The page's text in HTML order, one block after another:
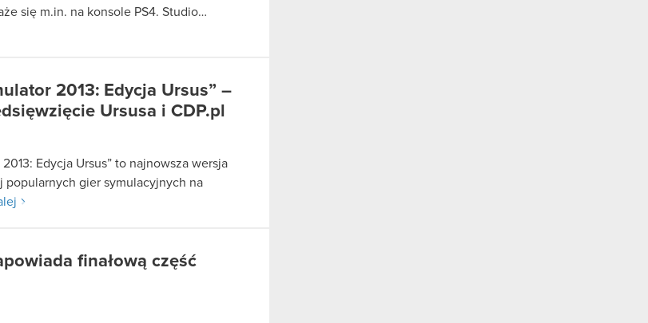
się m.in. na konsole PS4. Studio…
2013: Edycja Ursus” –
Ursusa i CDP.pl
Edycja Ursus” to najnowsza wersja
popularnych gier symulacyjnych na
finałową część